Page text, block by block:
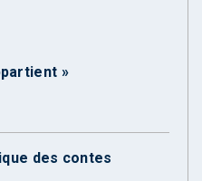
»
des contes